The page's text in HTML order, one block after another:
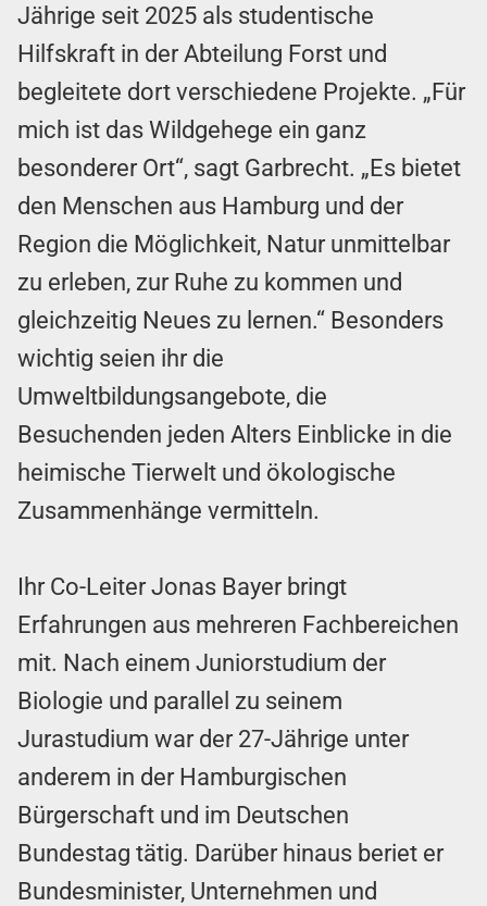
Jährige seit 2025 als studentische
Hilfskraft in der Abteilung Forst und
begleitete dort verschiedene Projekte. „Für
mich ist das Wildgehege ein ganz
besonderer Ort“, sagt Garbrecht. „Es bietet
den Menschen aus Hamburg und der
Region die Möglichkeit, Natur unmittelbar
zu erleben, zur Ruhe zu kommen und
gleichzeitig Neues zu lernen.“ Besonders
wichtig seien ihr die
Umweltbildungsangebote, die
Besuchenden jeden Alters Einblicke in die
heimische Tierwelt und ökologische
Zusammenhänge vermitteln.
Ihr Co-Leiter Jonas Bayer bringt
Erfahrungen aus mehreren Fachbereichen
mit. Nach einem Juniorstudium der
Biologie und parallel zu seinem
Jurastudium war der 27-Jährige unter
anderem in der Hamburgischen
Bürgerschaft und im Deutschen
Bundestag tätig. Darüber hinaus beriet er
Bundesminister, Unternehmen und